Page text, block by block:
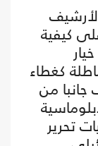
كيفية
كغطاء
جانبا من
تحرير